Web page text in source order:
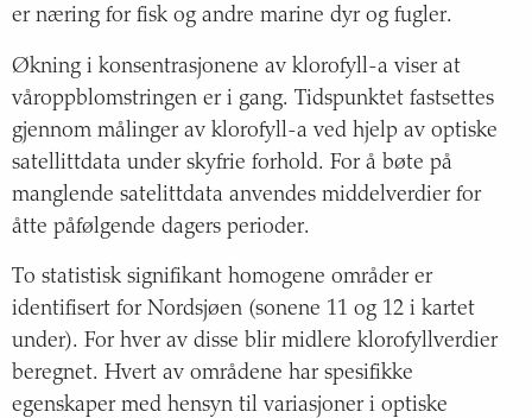
er næring for fisk og andre marine dyr og fugler.
Økning i konsentrasjonene av klorofyll-a viser at
våroppblomstringen er i gang. Tidspunktet fastsettes
gjennom målinger av klorofyll-a ved hjelp av optiske
satellittdata under skyfrie forhold. For å bøte på
manglende satelittdata anvendes middelverdier for
åtte påfølgende dagers perioder.
To statistisk signifikant homogene områder er
identifisert for Nordsjøen (sonene 11 og 12 i kartet
under). For hver av disse blir midlere klorofyllverdier
beregnet. Hvert av områdene har spesifikke
egenskaper med hensyn til variasjoner i optiske